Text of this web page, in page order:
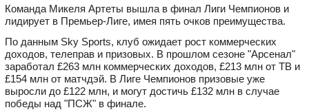
Команда Микеля Артеты вышла в финал Лиги Чемпионов и
лидирует в Премьер‑Лиге, имея пять очков преимущества.
По данным Sky Sports, клуб ожидает рост коммерческих
доходов, телеправ и призовых. В прошлом сезоне "Арсенал"
заработал £263 млн коммерческих доходов, £213 млн от ТВ и
£154 млн от матчдэй. В Лиге Чемпионов призовые уже
выросли до £122 млн, и могут достичь £132 млн в случае
победы над "ПСЖ" в финале.